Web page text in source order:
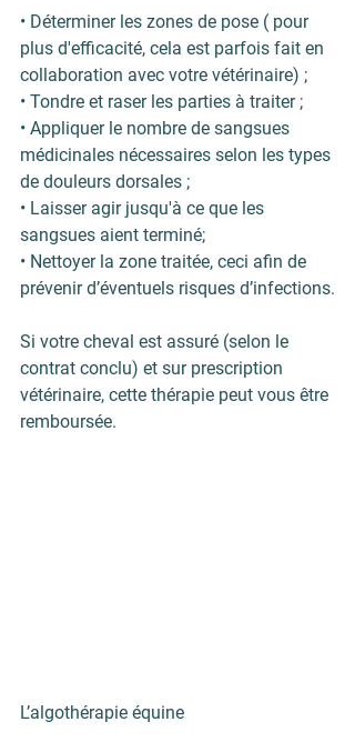
• Déterminer les zones de pose ( pour
plus d'efficacité, cela est parfois fait en
collaboration avec votre vétérinaire) ;
• Tondre et raser les parties à traiter ;
• Appliquer le nombre de sangsues
médicinales nécessaires selon les types
de douleurs dorsales ;
• Laisser agir jusqu'à ce que les
sangsues aient terminé;
• Nettoyer la zone traitée, ceci afin de
prévenir d’éventuels risques d’infections.
Si votre cheval est assuré (selon le
contrat conclu) et sur prescription
vétérinaire, cette thérapie peut vous être
remboursée.
L’algothérapie équine